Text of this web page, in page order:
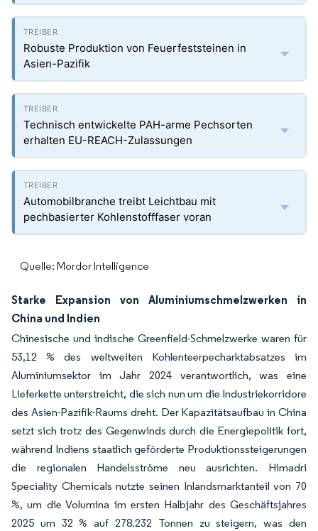
Robuste Produktion von Feuerfeststeinen in
Asien-Pazifik
Technisch entwickelte PAH-arme Pechsorten
erhalten EU-REACH-Zulassungen
Automobilbranche treibt Leichtbau mit
pechbasierter Kohlenstofffaser voran
Quelle: Mordor Intelligence
Starke Expansion von Aluminiumschmelzwerken in
China und Indien
Chinesische und indische Greenfield-Schmelzwerke waren für
53,12 % des weltweiten Kohlenteerpecharktabsatzes im
Aluminiumsektor im Jahr 2024 verantwortlich, was eine
Lieferkette unterstreicht, die sich nun um die Industriekorridore
des Asien-Pazifik-Raums dreht. Der Kapazitätsaufbau in China
setzt sich trotz des Gegenwinds durch die Energiepolitik fort,
während Indiens staatlich geförderte Produktionssteigerungen
die regionalen Handelsströme neu ausrichten. Himadri
Speciality Chemicals nutzte seinen Inlandsmarktanteil von 70
%, um die Volumina im ersten Halbjahr des Geschäftsjahres
2025 um 32 % auf 278.232 Tonnen zu steigern, was den